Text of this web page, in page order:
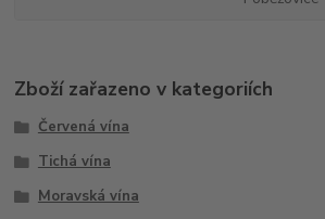
Zboží zařazeno v kategoriích
Červená vína
Tichá vína
Moravská vína